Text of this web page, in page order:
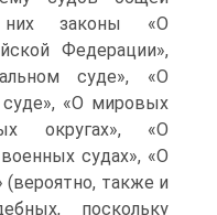
них законы «О
Федерации»,
суде», «О
«О мировых
окру­гах», «О
судах», «О
(вероятно, также и
поскольку